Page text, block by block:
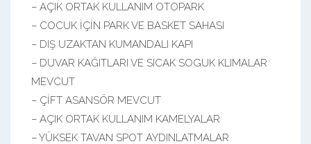
– AÇIK ORTAK KULLANIM OTOPARK
– COCUK İÇİN PARK VE BASKET SAHASI
– DIŞ UZAKTAN KUMANDALI KAPI
– DUVAR KAĞITLARI VE SICAK SOGUK KLIMALAR
MEVCUT
– ÇİFT ASANSÖR MEVCUT
– AÇIK ORTAK KULLANIM KAMELYALAR
– YÜKSEK TAVAN SPOT AYDINLATMALAR